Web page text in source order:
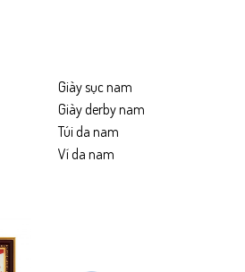
áo giữ form tốt kể cả khi giặt nhiều lần.
chế nhăn và hạn chế lộ bụng, tạo hiệu
Giày sục nam
Giày derby nam
Túi da nam
Ví da nam